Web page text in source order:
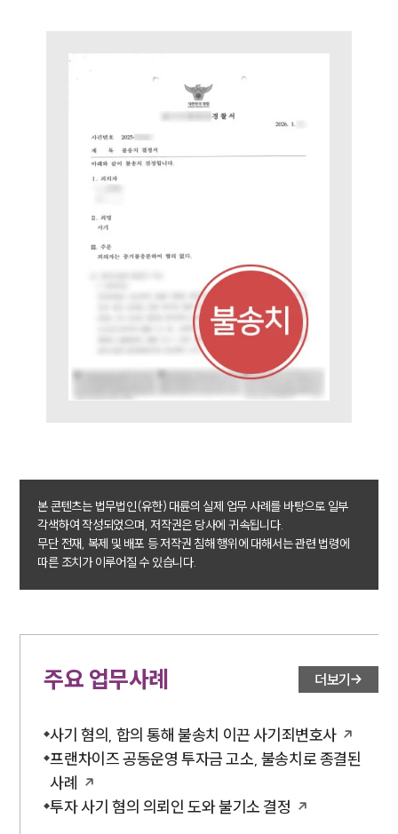
형사전문변호사
소식/자료
뉴스레터/브로슈어
세미나
대륜법률상담예약
대륜법률상담예약
본 콘텐츠는 법무법인(유한) 대륜의 실제 업무 사례를 바탕으로 일부
각색하여 작성되었으며, 저작권은 당사에 귀속됩니다.
무단 전재, 복제 및 배포 등 저작권 침해 행위에 대해서는 관련 법령에
따른 조치가 이루어질 수 있습니다.
주요 업무사례 더보기
사기 혐의, 합의 통해 불송치 이끈 사기죄변호사
프랜차이즈 공동운영 투자금 고소, 불송치로 종결된
사례
투자 사기 혐의 의뢰인 도와 불기소 결정